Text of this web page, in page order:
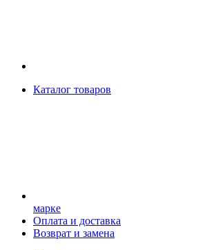
Каталог товаров
марке
Оплата и доставка
Возврат и замена